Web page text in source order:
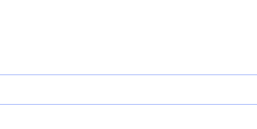
avion de combat